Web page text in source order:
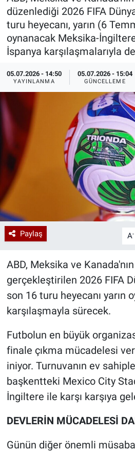
düzenlediği 2026 FIFA
turu heyecanı, yarın (6
oynanacak Meksika-
İspanya karşılaşmalarıyla
05.07.2026 - 14:50
YAYINLANMA
05.07.2026 - 15:04
GÜNCELLEME
Paylaş A-
ABD, Meksika ve
gerçekleştirilen 2026 FIFA
son 16 turu heyecanı yarın
karşılaşmayla sürecek.
Futbolun en büyük
finale çıkma mücadelesi
iniyor. Turnuvanın ev
başkentteki Mexico City
İngiltere ile karşı karşıya
DEVLERİN MÜCADELESİ
Günün diğer önemli
Özel Haberler
Yazarlar
Dünya
Medya
Özel Haberler
Erişim Bilgileri
Haber Arşivi